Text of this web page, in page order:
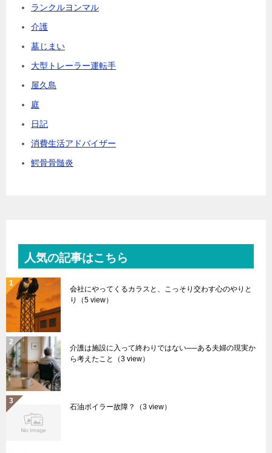
ランクルヨンマル
介護
墓じまい
大型トレーラー運転手
屋久島
庭
日記
消費生活アドバイザー
鰐骨骨髄炎
人気の記事はこちら
会社にやってくるカラスと、こっそり交わす心のやりと
り
（5 view）
介護は施設に入って終わりではない──ある夫婦の現実か
ら考えたこと
（3 view）
石油ボイラー故障？ （3 view）